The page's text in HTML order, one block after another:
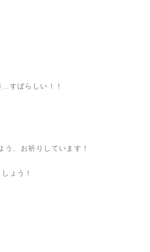
すばらしい！！
、お祈りしています！
ょう！